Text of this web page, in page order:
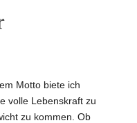
Motto biete ich
volle Lebenskraft zu
zu kommen. Ob